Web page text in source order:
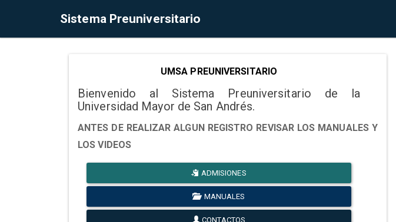
Sistema Preuniversitario
UMSA PREUNIVERSITARIO
Bienvenido al Sistema Preuniversitario de la
Universidad Mayor de San Andrés.
ANTES DE REALIZAR ALGUN REGISTRO REVISAR LOS MANUALES Y
LOS VIDEOS
ADMISIONES
MANUALES
CONTACTOS